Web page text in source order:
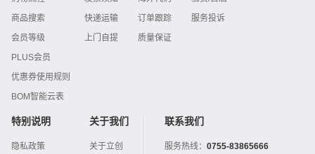
商品搜索
会员等级
PLUS会员
优惠券使用规则
BOM智能云表
快递运输
上门自提
订单跟踪
质量保证
服务投诉
特别说明
隐私政策
关于我们
关于立创
联系我们
服务热线： 0755-83865666